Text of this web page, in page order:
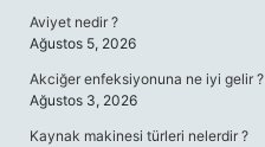
Aviyet nedir ?
Ağustos 5, 2026
Akciğer enfeksiyonuna ne iyi gelir ?
Ağustos 3, 2026
Kaynak makinesi türleri nelerdir ?